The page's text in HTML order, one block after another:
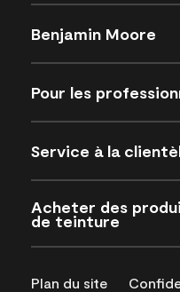
Benjamin Moore
Pour les
Service à la
Acheter des
de teinture
Plan du site